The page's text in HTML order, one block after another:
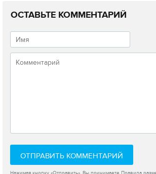
ОСТАВЬТЕ КОММЕНТАРИЙ
ОТПРАВИТЬ КОММЕНТАРИЙ